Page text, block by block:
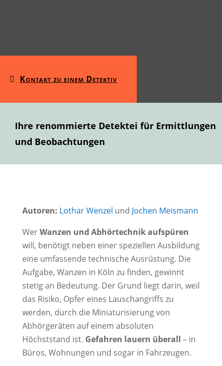
Kontakt zu einem Detektiv
Ihre renommierte Detektei für Ermittlungen
und Beobachtungen
Autoren: Lothar Wenzel und Jochen Meismann
WerWanzen und Abhörtechnik aufspüren
will, benötigt neben einer speziellen Ausbildung
eine umfassende technische Ausrüstung. Die
Aufgabe, Wanzen in Köln zu finden, gewinnt
stetig an Bedeutung. Der Grund liegt darin, weil
das Risiko, Opfer eines Lauschangriffs zu
werden, durch die Miniaturisierung von
Abhörgeräten auf einem absoluten
Höchststand ist. Gefahren lauern überall – in
Büros, Wohnungen und sogar in Fahrzeugen.